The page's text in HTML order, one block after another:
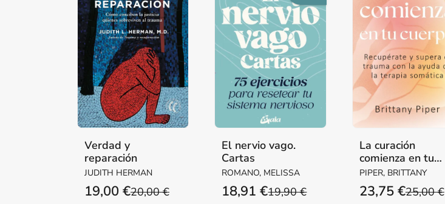
Verdad y
reparación
JUDITH HERMAN
20,00 €
19,00 €
El nervio vago.
Cartas
ROMANO, MELISSA
19,90 €
18,91 €
La curación
comienza en tu
cuerpo
PIPER, BRITTANY
25,00 €
23,75 €